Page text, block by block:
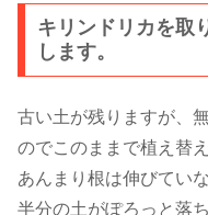
キリンドリカを取
します。
古い土が残りますが、
のでこのままで植え替え
あんまり根は伸びてい
半分の土がぽろっと落